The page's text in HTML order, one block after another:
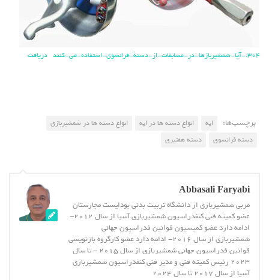
304.-آیا-شمشیربازها-در-مسابقات-از-دستة-فرانسوی-استفاده-می-کنند دریافت
برچسب‌ها: اپه انواع دسته ها در اپه
انواع دسته ها در شمشیربازی
دسته فرانسوی
دسته هفتیری
Abbasali Faryabi
مربی شمشیربازی از دانشگاه تربیت بدنی بوداپست مجارستان
عضو کمیته فنی کنفدراسیون شمشیربازی آسیا از سال 2012-
ادامه دارد عضو کمیسیون قوانین فدراسیون جهانی
شمشیربازی از سال 2016- ادامه دارد عضو کارگروه بازنویسی
قوانین فدراسیون جهانی شمشیربازی از سال 2015 - تا سال
2023 رئیس کمیته فنی و مدیر فنی کنفدراسیون شمشیربازی
آسیا از سال 2017 تا سال 2024